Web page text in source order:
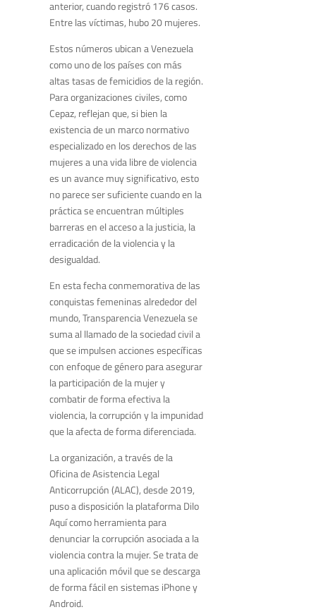
anterior, cuando registró 176 casos.
Entre las víctimas, hubo 20 mujeres.
Estos números ubican a Venezuela
como uno de los países con más
altas tasas de femicidios de la región.
Para organizaciones civiles, como
Cepaz, reflejan que, si bien la
existencia de un marco normativo
especializado en los derechos de las
mujeres a una vida libre de violencia
es un avance muy significativo, esto
no parece ser suficiente cuando en la
práctica se encuentran múltiples
barreras en el acceso a la justicia, la
erradicación de la violencia y la
desigualdad.
En esta fecha conmemorativa de las
conquistas femeninas alrededor del
mundo, Transparencia Venezuela se
suma al llamado de la sociedad civil a
que se impulsen acciones específicas
con enfoque de género para asegurar
la participación de la mujer y
combatir de forma efectiva la
violencia, la corrupción y la impunidad
que la afecta de forma diferenciada.
La organización, a través de la
Oficina de Asistencia Legal
Anticorrupción (ALAC), desde 2019,
puso a disposición la plataforma Dilo
Aquí como herramienta para
denunciar la corrupción asociada a la
violencia contra la mujer. Se trata de
una aplicación móvil que se descarga
de forma fácil en sistemas iPhone y
Android.